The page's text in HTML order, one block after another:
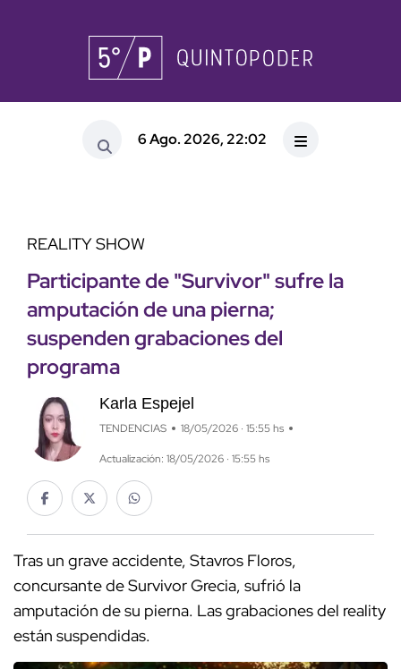
6 Ago. 2026, 22:02
REALITY SHOW
Participante de "Survivor" sufre la
amputación de una pierna;
suspenden grabaciones del
programa
Karla Espejel
TENDENCIAS 18/05/2026 · 15:55 hs
Actualización: 18/05/2026 · 15:55 hs
Tras un grave accidente, Stavros Floros,
concursante de Survivor Grecia, sufrió la
amputación de su pierna. Las grabaciones del reality
están suspendidas.